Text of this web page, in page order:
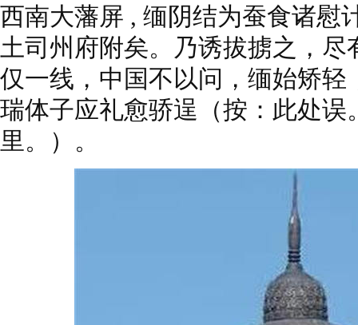
西南大藩屏 , 缅阴结为蚕食诸慰
土司州府附矣。乃诱拔掳之，尽
仅一线，中国不以问，缅始矫轻
瑞体子应礼愈骄逞（按：此处误
里。）。